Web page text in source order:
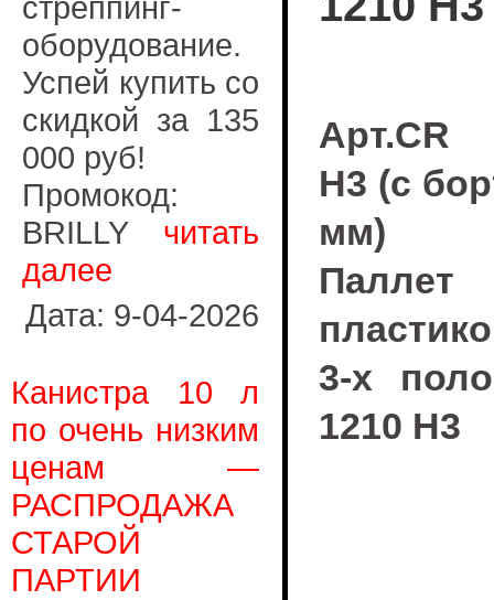
оборудование.
Успей купить со
скидкой за 135
000 руб!
Промокод:
BRILLY читать
далее
Дата: 9-04-2026
Канистра 10 л
по очень низким
ценам —
РАСПРОДАЖА
СТАРОЙ
ПАРТИИ
H3 (с
мм)
Паллет
3-х
1210 H3